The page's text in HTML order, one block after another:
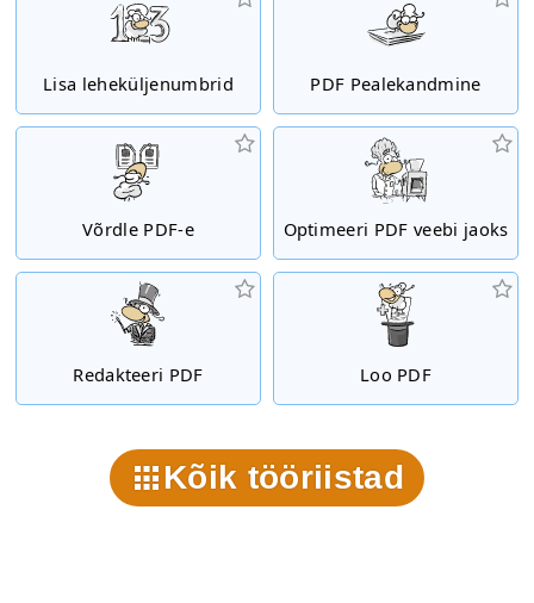
Lisa leheküljenumbrid PDF Pealekandmine
Võrdle PDF-e Optimeeri PDF veebi jaoks
Redakteeri PDF Loo PDF
Kõik tööriistad